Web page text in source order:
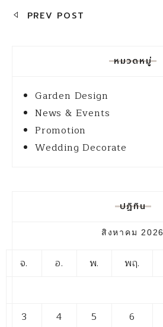
แนะแนว
PREV POST
หมวดหมู่
Garden Design
News & Events
Promotion
Wedding Decorate
ปฏิทิน
สิงหาคม 2026
จ. อ. พ. พฤ.
3
4 5 6